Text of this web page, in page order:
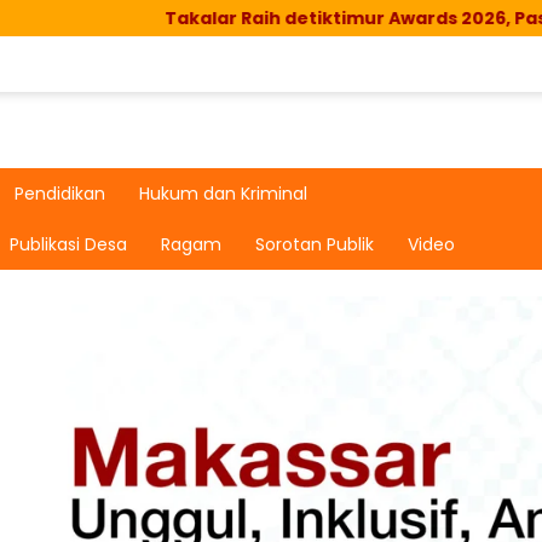
Takalar Raih detiktimur Awards 2026,
Pendidikan Hukum dan Kriminal
Publikasi Desa Ragam Sorotan Publik Video